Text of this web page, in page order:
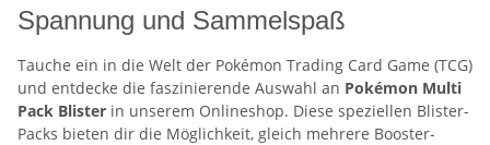
Spannung und Sammelspaß
Tauche ein in die Welt der Pokémon Trading Card Game (TCG)
und entdecke die faszinierende Auswahl an Pokémon Multi
Pack Blister in unserem Onlineshop. Diese speziellen Blister-
Packs bieten dir die Möglichkeit, gleich mehrere Booster-